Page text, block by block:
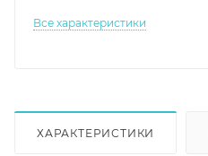
Все характеристики
ХАРАКТЕРИСТИКИ